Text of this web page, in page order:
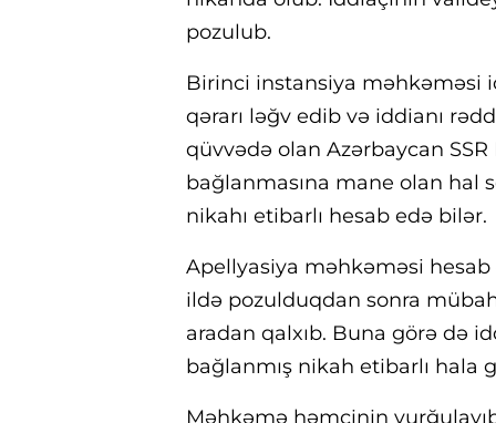
pozulub.
Birinci instansiya məhkəməsi
qərarı ləğv edib və iddianı
qüvvədə olan Azərbaycan
bağlanmasına mane olan hal
nikahı etibarlı hesab edə bilər.
Apellyasiya məhkəməsi hesab
ildə pozulduqdan sonra
aradan qalxıb. Buna görə də
bağlanmış nikah etibarlı hala
Məhkəmə həmçinin